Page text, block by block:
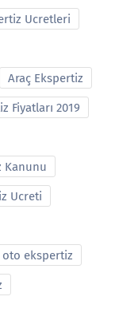
Ucretleri
Araç Ekspertiz
Fiyatları 2019
Kanunu
Ucreti
oto ekspertiz